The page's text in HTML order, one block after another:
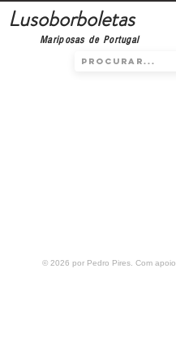
Lusoborboletas
Mariposas de Portugal
© 2026 por Pedro Pires. Com apoio